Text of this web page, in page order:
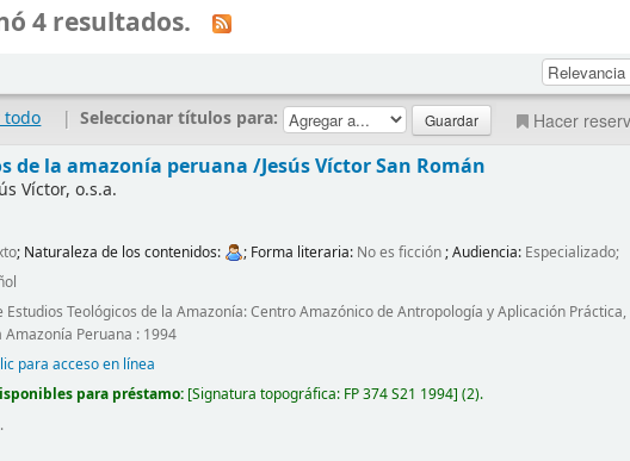
4 resultados.
todo | Seleccionar títulos para: Hacer
de la amazonía peruana/Jesús Víctor San Román
Víctor, o.s.a.
; Naturaleza de los contenidos: ; Forma literaria: No es ficción ; Audiencia: Especializado;
Teológicos de la Amazonía: Centro Amazónico de Antropología y Aplicación
Peruana : 1994
para acceso en línea
para préstamo: Signatura topográfica: FP 374 S21 1994 (2).
.